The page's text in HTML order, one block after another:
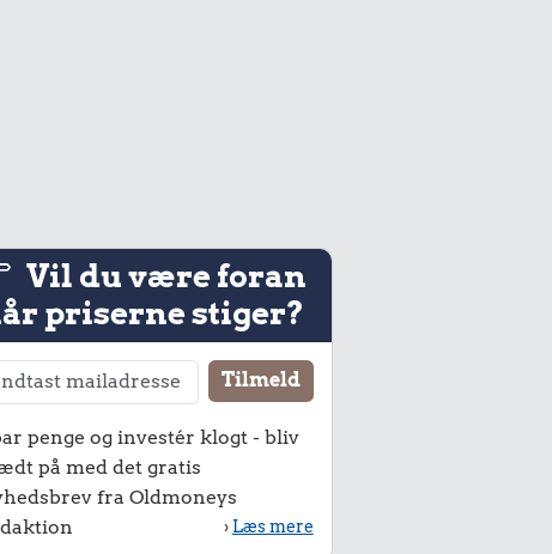
Vil du være foran
priserne stiger?
penge og investér klogt - bliv
på med det gratis
fra Oldmoneys
› Læs mere